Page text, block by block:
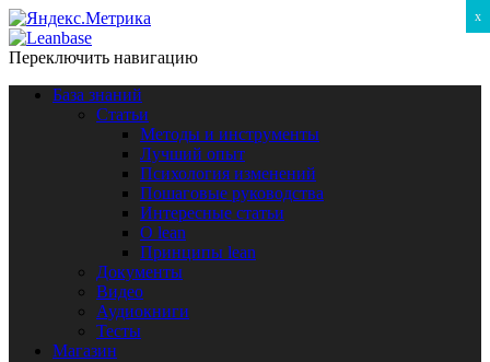
Переключить навигацию
База знаний
Статьи
Методы и инструменты
Лучший опыт
Психология изменений
Пошаговые руководства
Интересные статьи
O lean
Принципы lean
Документы
Видео
Аудиокниги
Тесты
Магазин
x